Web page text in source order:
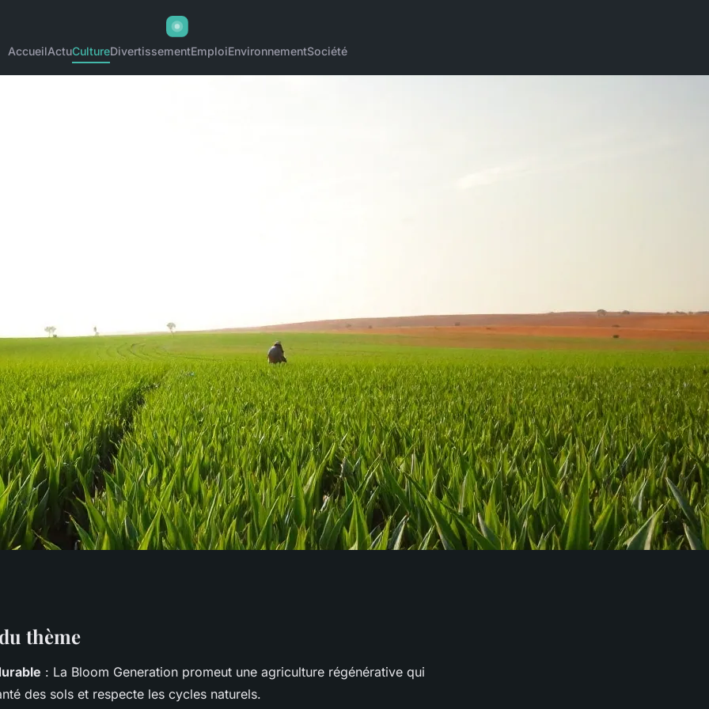
AccueilActuCultureDivertissementEmploiEnvironnementSociété
bloom
durable
thème
: La Bloom Generation promeut une agriculture régénérative qui
des sols et respecte les cycles naturels.